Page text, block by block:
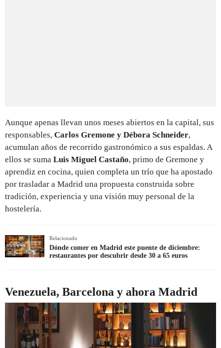
Aunque apenas llevan unos meses abiertos en la capital, sus
responsables, Carlos Gremone y Débora Schneider,
acumulan años de recorrido gastronómico a sus espaldas. A
ellos se suma Luis Miguel Castaño, primo de Gremone y
aprendiz en cocina, quien completa un trío que ha apostado
por trasladar a Madrid una propuesta construida sobre
tradición, experiencia y una visión muy personal de la
hostelería.
Relacionado
Dónde comer en Madrid este puente de diciembre:
restaurantes por descubrir desde 30 a 65 euros
Venezuela, Barcelona y ahora Madrid